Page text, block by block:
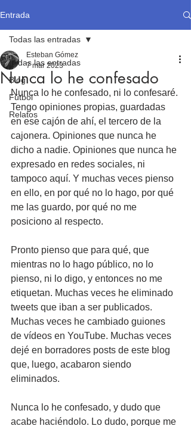
Entrada
Todas las entradas
Blog
Fútbol
Relatos
Todas las entradas
Nunca lo he confesado
Esteban Gómez
7 mar 2023
Nunca lo he confesado, ni lo confesaré.
Tengo opiniones propias, guardadas
en ese cajón de ahí, el tercero de la
cajonera. Opiniones que nunca he
dicho a nadie. Opiniones que nunca he
expresado en redes sociales, ni
tampoco aquí. Y muchas veces pienso
en ello, en por qué no lo hago, por qué
me las guardo, por qué no me
posiciono al respecto.
Pronto pienso que para qué, que
mientras no lo hago público, no lo
pienso, ni lo digo, y entonces no me
etiquetan. Muchas veces he eliminado
tweets que iban a ser publicados.
Muchas veces he cambiado guiones
de vídeos en YouTube. Muchas veces
dejé en borradores posts de este blog
que, luego, acabaron siendo
eliminados.
Nunca lo he confesado, y dudo que
acabe haciéndolo. Lo dudo, porque me